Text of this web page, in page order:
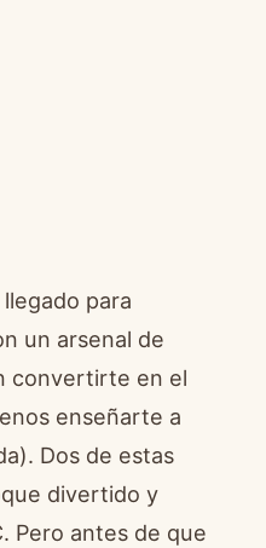
para
un arsenal de
convertirte en el
enseñarte a
Dos de estas
divertido y
Pero antes de que